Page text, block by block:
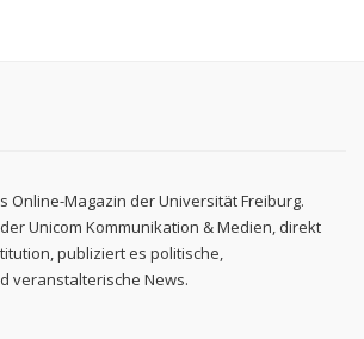
Online-Magazin der Universität Freiburg.
Unicom Kommunikation & Medien, direkt
publiziert es politische,
veranstalterische News.